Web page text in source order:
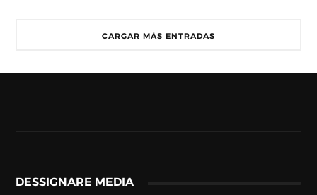
CARGAR MÁS ENTRADAS
DESSIGNARE MEDIA